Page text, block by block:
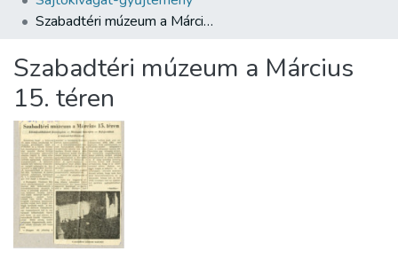
All of DSpace
About us
Szabadtéri múzeum a Március 15. téren
Szabadtéri múzeum a Március
15. téren